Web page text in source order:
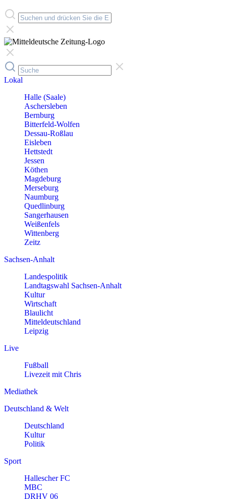
Lokal
Halle (Saale)
Aschersleben
Bernburg
Bitterfeld-Wolfen
Dessau-Roßlau
Eisleben
Hettstedt
Jessen
Köthen
Magdeburg
Merseburg
Naumburg
Quedlinburg
Sangerhausen
Weißenfels
Wittenberg
Zeitz
Sachsen-Anhalt
Landespolitik
Landtagswahl Sachsen-Anhalt
Kultur
Wirtschaft
Blaulicht
Mitteldeutschland
Leipzig
Live
Fußball
Livezeit mit Chris
Mediathek
Deutschland & Welt
Deutschland
Kultur
Politik
Sport
Hallescher FC
MBC
DRHV 06